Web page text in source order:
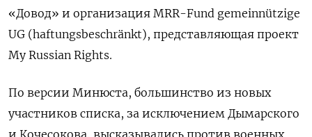
«Довод» и организация MRR-Fund gemeinnützige
UG (haftungsbeschränkt), представляющая проект
My Russian Rights.
По версии Минюста, большинство из новых
участников списка, за исключением Дымарского
и Кочесокова, высказывались против военных